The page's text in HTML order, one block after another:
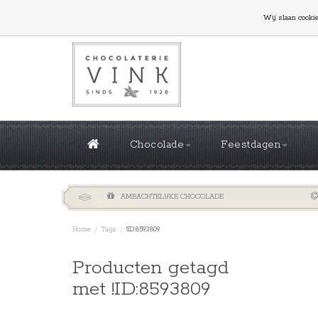
GROTE OPLAGES NODIG? NEEM CONTACT MET
Chocolade Feestdagen
AMBACHTELIJKE CHOCOLADE
Home / Tags / !ID:8593809
Producten getagd
met !ID:8593809
Wij slaan